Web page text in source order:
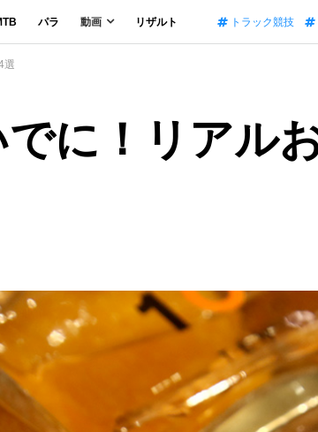
パラ 動画 リザルト トラック競技
選
に！リアル